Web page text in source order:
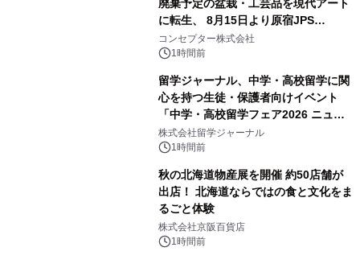
廃棄予定の盆栽・工芸品を現代アート
に転生、 8月15日より原宿JPS
Galleryにて約30点を展示
コンセプター株式会社
1時間前
留学ジャーナル、中学・高校留学に関
心を持つ生徒・保護者向けイベント
「中学・高校留学フェア2026 ニュー
ジーランド＆オーストラリア」を
9/12(土)に開催
株式会社留学ジャーナル
1時間前
秋の北海道物産展を開催 約50店舗が
出店！ 北海道ならではの食と文化をま
るごと体験
株式会社京阪百貨店
1時間前